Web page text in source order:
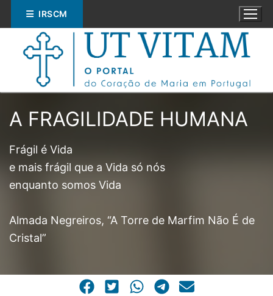
Saltar
para
conteúdo
IRSCM
Pesquisar
por:
EDUCAÇÃO
CASA COMUM
A FRAGILIDADE HUMANA
Frágil é Vida
e mais frágil que a Vida só nós
enquanto somos Vida
Almada Negreiros, “A Torre de Marfim Não É de
Cristal”